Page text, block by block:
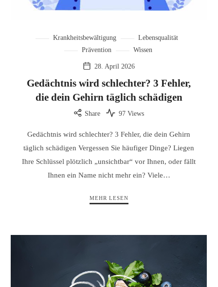
Krankheitsbewältigung
Lebensqualität
Prävention
Wissen
28. April 2026
Gedächtnis wird schlechter? 3 Fehler,
die dein Gehirn täglich schädigen
Share 97 Views
Gedächtnis wird schlechter? 3 Fehler, die dein Gehirn
täglich schädigen Vergessen Sie häufiger Dinge? Liegen
Ihre Schlüssel plötzlich „unsichtbar“ vor Ihnen, oder fällt
Ihnen ein Name nicht mehr ein? Viele…
MEHR LESEN